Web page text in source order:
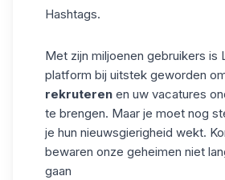
Hashtags.
Met zijn miljoenen gebruikers is
platform bij uitstek geworden
rekruteren en uw vacatures
te brengen. Maar je moet nog
je hun nieuwsgierigheid wekt.
bewaren onze geheimen niet
gaan